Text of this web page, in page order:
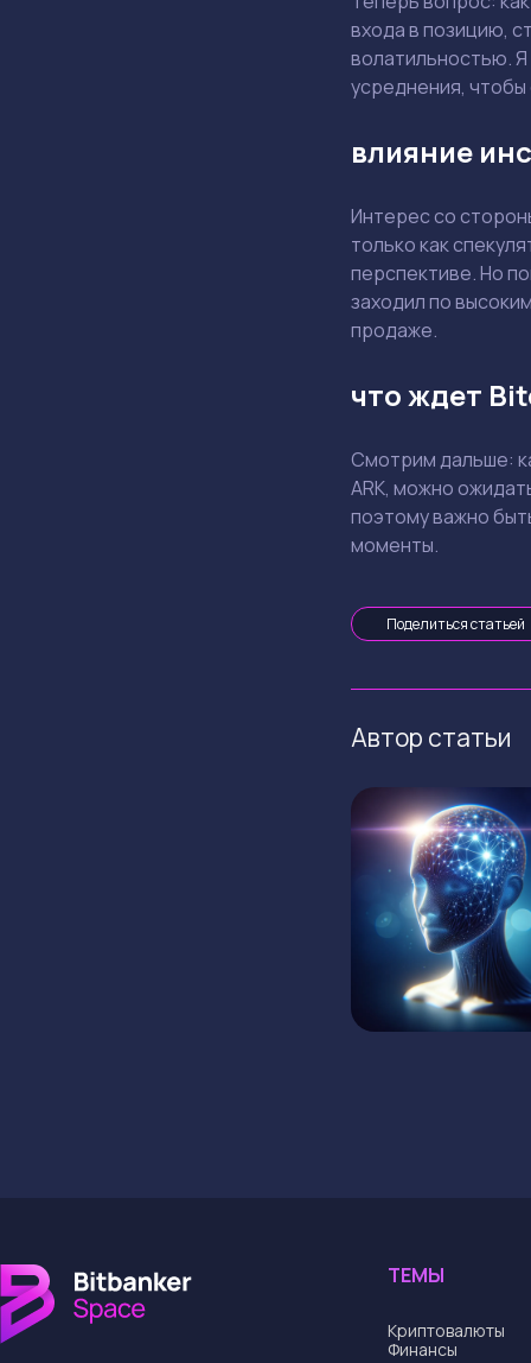
входа в позицию,
волатильностью.
усреднения,
влияние
Интерес со
только как
перспективе. Но
заходил по
продаже.
что ждет
Смотрим дальше:
ARK, можно
поэтому важно
моменты.
Поделиться статьей
Автор статьи
ТЕМЫ
Криптовалюты
Финансы